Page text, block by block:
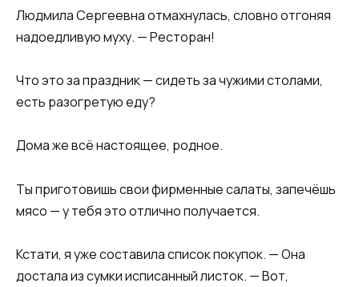
Людмила Сергеевна отмахнулась, словно отгоняя
надоедливую муху. — Ресторан!
Что это за праздник — сидеть за чужими столами,
есть разогретую еду?
Дома же всё настоящее, родное.
Ты приготовишь свои фирменные салаты, запечёшь
мясо — у тебя это отлично получается.
Кстати, я уже составила список покупок. — Она
достала из сумки исписанный листок. — Вот,